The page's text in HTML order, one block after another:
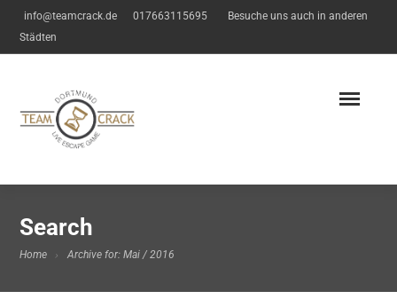
info@teamcrack.de 017663115695
Besuche uns auch in anderen
Städten
Search
Home Archive for: Mai / 2016